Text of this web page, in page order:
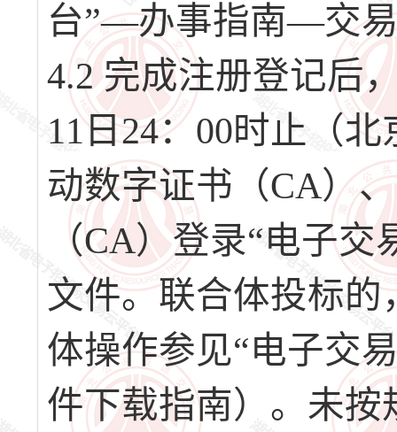
台”—办事指南—交
4.2 完成注册登记后
11日24：00时止（
动数字证书（CA）
（CA）登录“电子
文件。联合体投标
体操作参见“电子交
件下载指南）。未按